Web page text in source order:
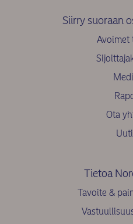
Siirry suoraan
Avoimet
Ota
Tietoa
Tavoite &